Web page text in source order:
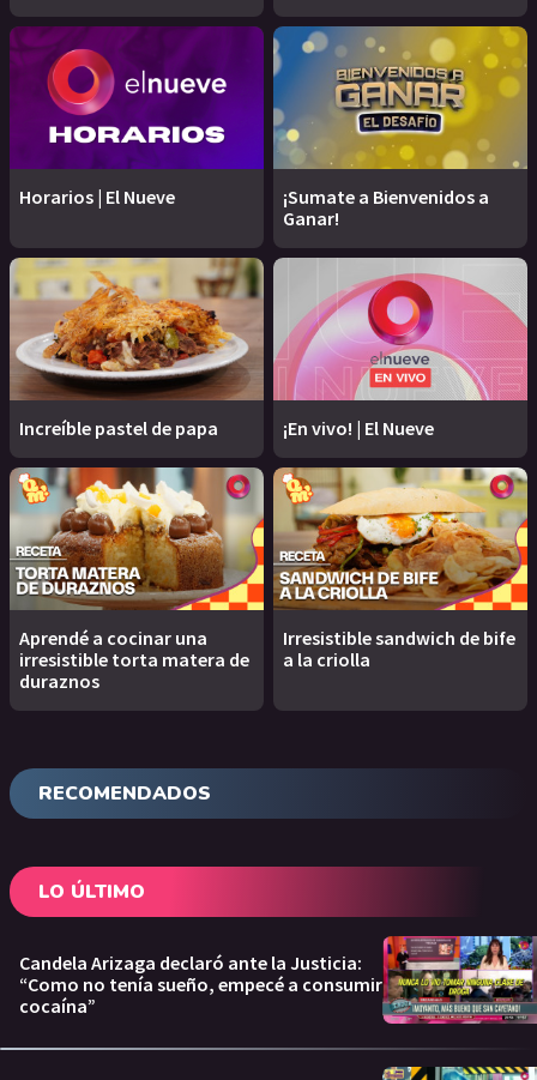
Horarios | El Nueve
¡Sumate a Bienvenidos a
Ganar!
Increíble pastel de papa ¡En vivo! | El Nueve
Aprendé a cocinar una
irresistible torta matera de
duraznos
Irresistible sandwich de bife
a la criolla
RECOMENDADOS
LO ÚLTIMO
Candela Arizaga declaró ante la Justicia:
“Como no tenía sueño, empecé a consumir
cocaína”